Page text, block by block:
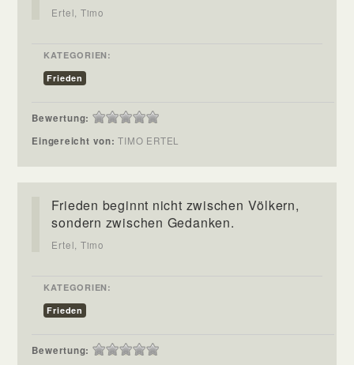
Ertel, Timo
KATEGORIEN:
Frieden
Bewertung:
Eingereicht von:TIMO ERTEL
Frieden beginnt nicht zwischen Völkern,
sondern zwischen Gedanken.
Ertel, Timo
KATEGORIEN:
Frieden
Bewertung: